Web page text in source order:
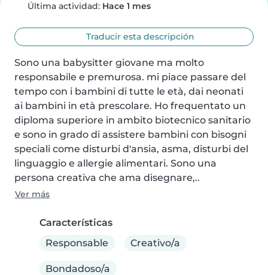
Última actividad: Hace 1 mes
Traducir esta descripción
Sono una babysitter giovane ma molto
responsabile e premurosa. mi piace passare del
tempo con i bambini di tutte le età, dai neonati
ai bambini in età prescolare. Ho frequentato un
diploma superiore in ambito biotecnico sanitario
e sono in grado di assistere bambini con bisogni
speciali come disturbi d'ansia, asma, disturbi del
linguaggio e allergie alimentari. Sono una
persona creativa che ama disegnare,..
Ver más
Características
Responsable
Creativo/a
Bondadoso/a